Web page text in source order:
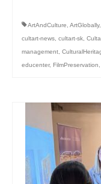
ArtAndCulture ArtGlobally,
cultart-news cultart-sk
management
educenter, FilmPreservation